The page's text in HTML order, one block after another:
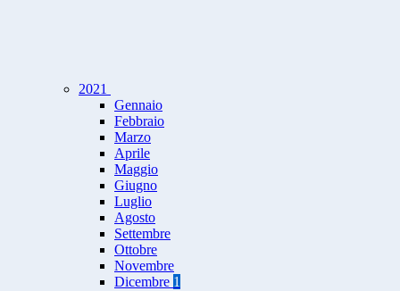
2021
Gennaio
Febbraio
Marzo
Aprile
Maggio
Giugno
Luglio
Agosto
Settembre
Ottobre
Novembre
Dicembre 1